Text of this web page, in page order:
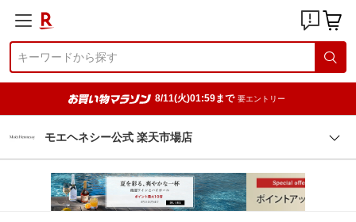
8/11(火)01:59まで 要エントリー
モエヘネシー公式 楽天市場店